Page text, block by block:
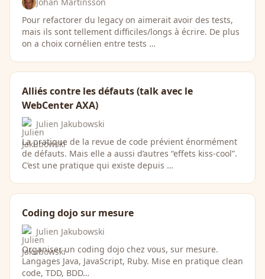
Pour refactorer du legacy on aimerait avoir des tests,
mais ils sont tellement difficiles/longs à écrire. De plus
on a choix cornélien entre tests …
Alliés contre les défauts (talk avec le
WebCenter AXA)
Julien Jakubowski
La pratique de la revue de code prévient énormément
de défauts. Mais elle a aussi d’autres “effets kiss-cool”.
C’est une pratique qui existe depuis …
Coding dojo sur mesure
Julien Jakubowski
Organiser un coding dojo chez vous, sur mesure.
Langages Java, JavaScript, Ruby. Mise en pratique clean
code, TDD, BDD…